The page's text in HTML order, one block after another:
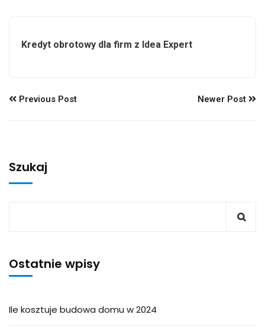
Kredyt obrotowy dla firm z Idea Expert
Previous Post Newer Post
Szukaj
Ostatnie wpisy
Ile kosztuje budowa domu w 2024